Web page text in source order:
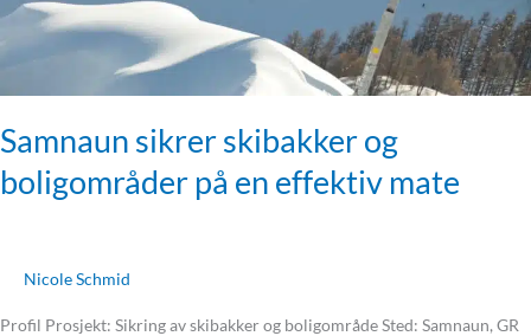
Samnaun sikrer skibakker og
boligområder på en effektiv mate
Nicole Schmid
Profil Prosjekt: Sikring av skibakker og boligområde Sted: Samnaun, GR